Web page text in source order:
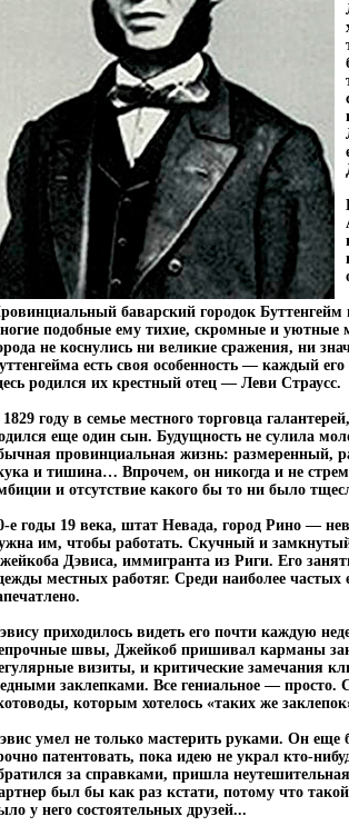
баварский городок
подобные ему тихие, скромные и уютные
не коснулись ни великие сражения, ни
есть своя особенность — каждый
родился их крестный отец — Леви Страусс.
году в семье местного торговца
еще один сын. Будущность не сулила
провинциальная жизнь: размеренный,
и тишина… Впрочем, он никогда и не
и отсутствие какого бы то ни было
е годы 19 века, штат Невада, город Рино —
им, чтобы работать. Скучный и
Дэвиса, иммигранта из Риги. Его
местных работяг. Среди наиболее
приходилось видеть его почти каждую
швы, Джейкоб пришивал карманы
визиты, и критические замечания
заклепками. Все гениальное — просто.
которым хотелось «таких же
умел не только мастерить руками. Он еще
патентовать, пока идею не украл кто-
за справками, пришла
был бы как раз кстати, потому что
у него состоятельных друзей...